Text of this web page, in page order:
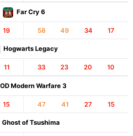
Far Cry 6
19 58 49 34 17
Hogwarts Legacy
11 33 23 20 10
Modern Warfare 3
15 47 41 27 15
Ghost of Tsushima